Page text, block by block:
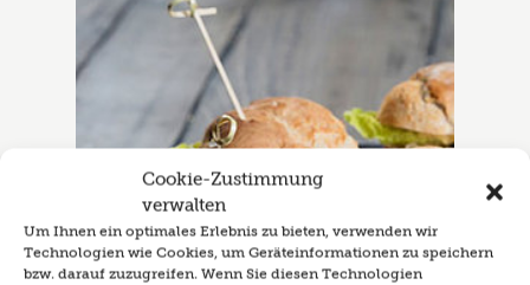
Cookie-Zustimmung
verwalten
Um Ihnen ein optimales Erlebnis zu bieten, verwenden wir
Technologien wie Cookies, um Geräteinformationen zu speichern
bzw. darauf zuzugreifen. Wenn Sie diesen Technologien